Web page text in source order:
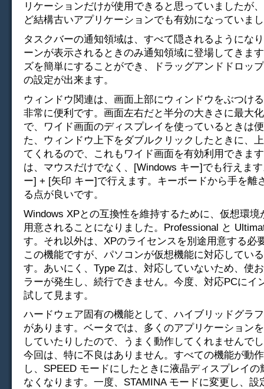
リケーションだけが使用できると思っていましたが
ど結構古いアプリケーションでも有効になっていま
タスクバーの通知領域は、すべて隠されるようにな
ーンが表示されるときのみ通知領域に登場してきま
ズを簡単にすることができ、ドラッグアンドドロッ
の設定が出来ます。
ウィンドウ関連は、画面上部にウィンドウをぶつけ
非常に便利です。画面左右だと半分の大きさに最大
で、ワイド画面のディスプレイを使っているときは
た、ウィンドウ上下をダブルクリックしたときに、
てくれるので、これもワイド画面を有効利用できま
は、マウスだけでなく、[Windows キー]でも行えま
ー] + [矢印 キー]で行えます。キーボードから手を離
る点が良いです。
Windows XPとの互換性を維持するために、仮想環境
用意されることになりました。Professional と
す。それ以外は、XPのライセンスを別途用意する必
この機能ですが、パソコンが仮想機能に対応してい
す。あいにく、Type Zは、対応していないため、使
ラーが発生し、続行できません。今度、対応PCにイ
試して見ます。
ハードウェア固有の機能として、ハイブリッドグラ
があります。ベータでは、多くのアプリケーション
していたりしたので、うまく動作してくれませんで
今回は、特に不良はありません。すべての機能が動
し、SPEED モードにしたときに液晶ディスプレイの
なくなります。一度、STAMINA モードに変更し、設